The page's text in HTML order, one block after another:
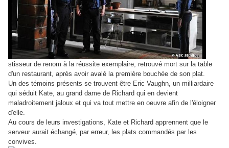
stisseur de renom à la réussite exemplaire, retrouvé mort sur la table
d'un restaurant, après avoir avalé la première bouchée de son plat.
Un des témoins présents se trouvent être Eric Vaughn, un milliardaire
qui séduit Kate, au grand dame de Richard qui en devient
maladroitement jaloux et qui va tout mettre en oeuvre afin de l'éloigner
d'elle.
Au cours de leurs investigations, Kate et Richard apprennent que le
serveur aurait échangé, par erreur, les plats commandés par les
convives.